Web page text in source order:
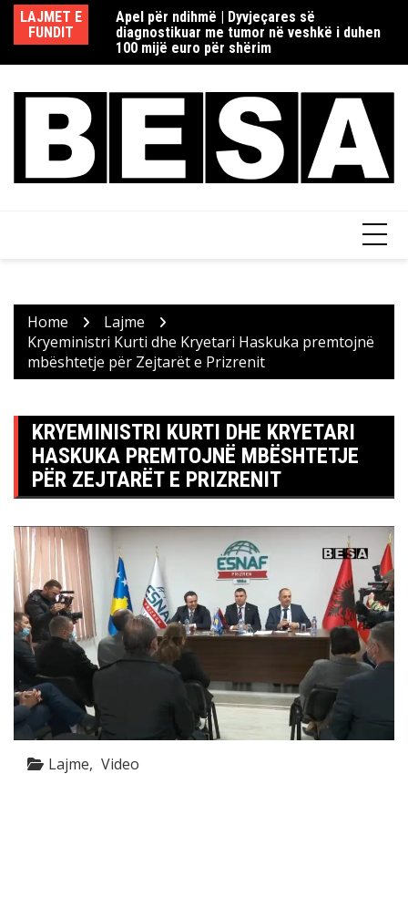
Skip
content
LAJMET E
FUNDIT
rome në
si dhe Fake
Apel për ndihmë | Dyvjeçares së
diagnostikuar me tumor në veshkë i duhen
100 mijë euro për shërim
Home
Lajme
Kryeministri Kurti dhe Kryetari Haskuka premtojnë
mbështetje për Zejtarët e Prizrenit
KRYEMINISTRI KURTI DHE KRYETARI
HASKUKA PREMTOJNË MBËSHTETJE
PËR ZEJTARËT E PRIZRENIT
Lajme Video